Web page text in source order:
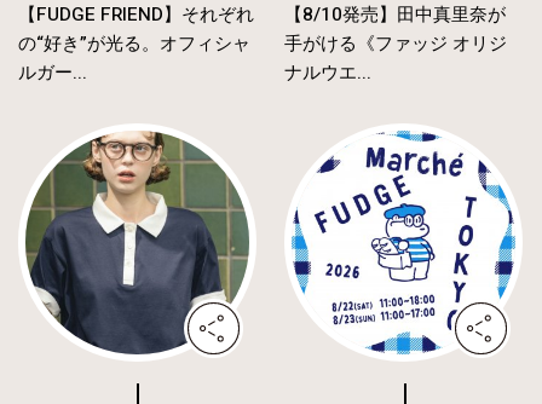
【FUDGE FRIEND】それぞれ
の“好き”が光る。オフィシャ
ルガー...
【8/10発売】田中真里奈が
手がける《ファッジ オリジ
ナルウエ...